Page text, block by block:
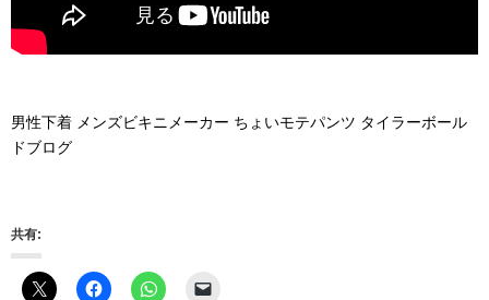
男性下着 メンズビキニメーカー ちょいモテパンツ タイラーボール
ドブログ
共有: